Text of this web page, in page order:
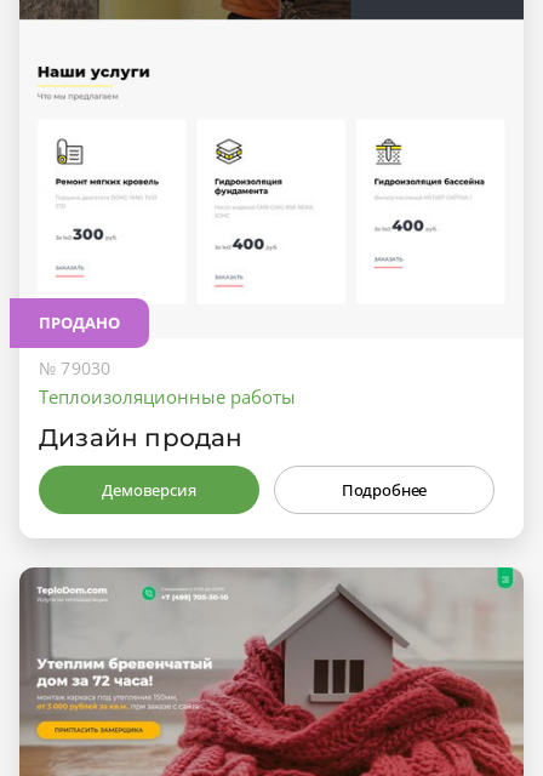
ПРОДАНО
№ 79030
Теплоизоляционные работы
Дизайн продан
Демоверсия Подробнее